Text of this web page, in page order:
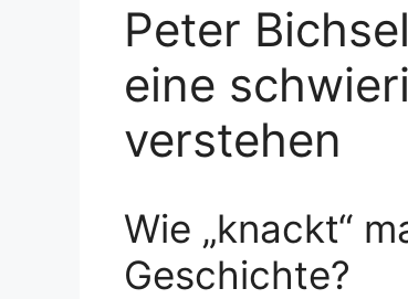
Peter
eine
verstehen
Wie „knackt“
Geschichte?